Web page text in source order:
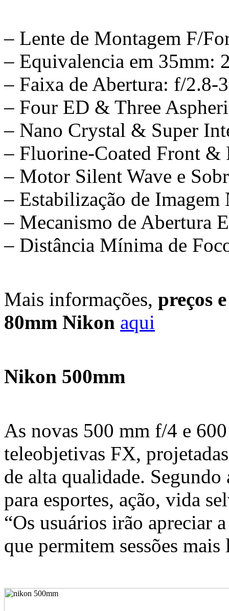
– Lente de Montagem F/
– Equivalencia em 35mm:
– Faixa de Abertura: f/2.8-
– Four ED & Three
– Nano Crystal & Super
– Fluorine-Coated Front &
– Motor Silent Wave e
– Estabilização de
– Mecanismo de Abertura
– Distância Mínima de
Mais informações, preços
80mm Nikon aqui
Nikon 500mm
As novas 500 mm f/4 e
teleobjetivas FX,
de alta qualidade.
para esportes, ação, vida
“Os usuários irão apreciar
que permitem sessões